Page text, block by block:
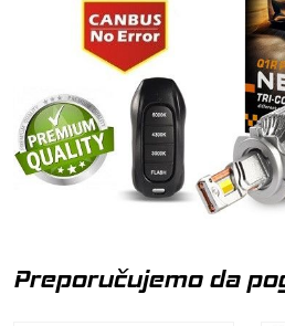
Preporučujemo da